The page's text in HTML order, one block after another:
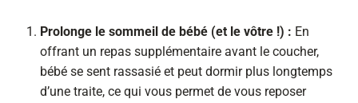
Prolonge le sommeil de bébé (et le vôtre !) : En
offrant un repas supplémentaire avant le coucher,
bébé se sent rassasié et peut dormir plus longtemps
d’une traite, ce qui vous permet de vous reposer